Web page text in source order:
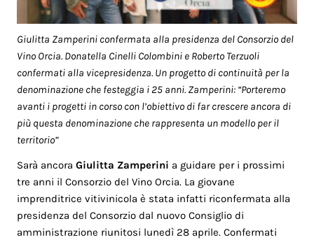
Giulitta Zamperini confermata alla presidenza del Consorzio del
Vino Orcia. Donatella Cinelli Colombini e Roberto Terzuoli
confermati alla vicepresidenza. Un progetto di continuità per la
denominazione che festeggia i 25 anni. Zamperini: “Porteremo
avanti i progetti in corso con l’obiettivo di far crescere ancora di
più questa denominazione che rappresenta un modello per il
territorio”
Sarà ancoraGiulitta Zamperini a guidare per i prossimi
tre anni il Consorzio del Vino Orcia. La giovane
imprenditrice vitivinicola è stata infatti riconfermata alla
presidenza del Consorzio dal nuovo Consiglio di
amministrazione riunitosi lunedì 28 aprile. Confermati